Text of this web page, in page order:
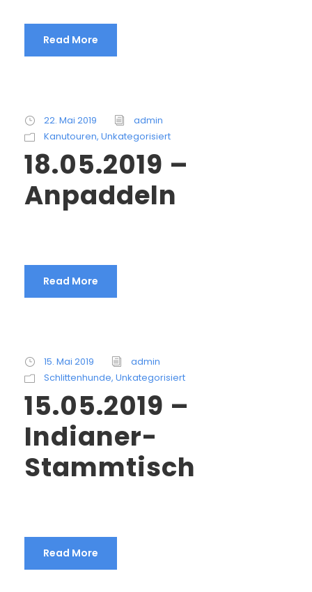
Read More
22. Mai 2019
admin
Kanutouren, Unkategorisiert
18.05.2019 –
Anpaddeln
Read More
15. Mai 2019
admin
Schlittenhunde, Unkategorisiert
15.05.2019 –
Indianer-
Stammtisch
Read More